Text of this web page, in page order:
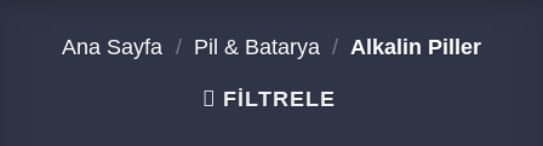
Ana Sayfa / Pil & Batarya / Alkalin Piller
FILTRELE